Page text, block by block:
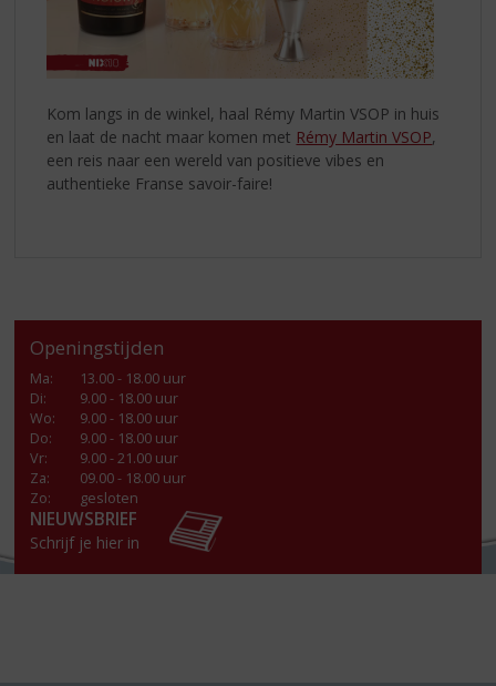
Kom langs in de winkel, haal Rémy Martin VSOP in huis
en laat de nacht maar komen met Rémy Martin VSOP,
een reis naar een wereld van positieve vibes en
authentieke Franse savoir-faire!
Openingstijden
Ma:
13.00 - 18.00 uur
Di:
9.00 - 18.00 uur
Wo:
9.00 - 18.00 uur
Do:
9.00 - 18.00 uur
Vr:
9.00 - 21.00 uur
Za:
09.00 - 18.00 uur
Zo:
gesloten
NIEUWSBRIEF
Schrijf je hier in